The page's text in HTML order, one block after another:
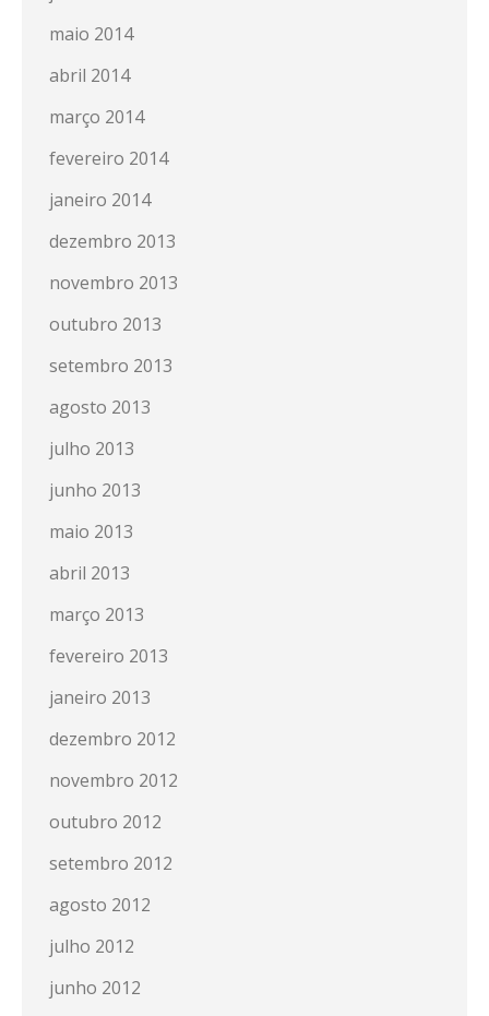
maio 2014
abril 2014
março 2014
fevereiro 2014
janeiro 2014
dezembro 2013
novembro 2013
outubro 2013
setembro 2013
agosto 2013
julho 2013
junho 2013
maio 2013
abril 2013
março 2013
fevereiro 2013
janeiro 2013
dezembro 2012
novembro 2012
outubro 2012
setembro 2012
agosto 2012
julho 2012
junho 2012